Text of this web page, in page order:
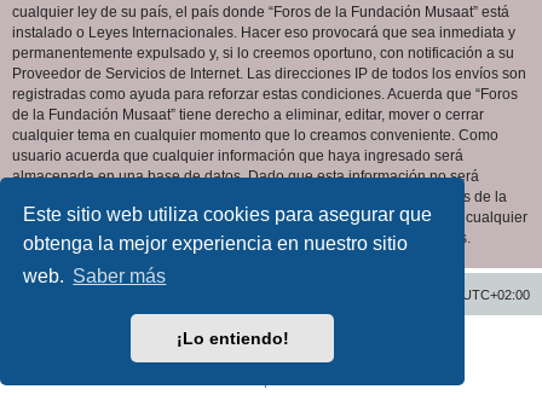
Este sitio web utiliza cookies para asegurar que
obtenga la mejor experiencia en nuestro sitio
web. Saber más
¡Lo entiendo!
cualquier ley de su país, el país donde “Foros de la Fundación Musaat” está
instalado o Leyes Internacionales. Hacer eso provocará que sea inmediata y
permanentemente expulsado y, si lo creemos oportuno, con notificación a su
Proveedor de Servicios de Internet. Las direcciones IP de todos los envíos son
registradas como ayuda para reforzar estas condiciones. Acuerda que “Foros
de la Fundación Musaat” tiene derecho a eliminar, editar, mover o cerrar
cualquier tema en cualquier momento que lo creamos conveniente. Como
usuario acuerda que cualquier información que haya ingresado será
almacenada en una base de datos. Dado que esta información no será
compartida con ninguna tercera parte sin su consentimiento, ni “Foros de la
Fundación Musaat” ni phpBB podrán considerarse responsables por cualquier
intento de hacking que conlleve a que los datos sean comprometidos.
UTC+02:00
Desarrollado porphpBB® Forum Software © phpBB Limited
phpBB España